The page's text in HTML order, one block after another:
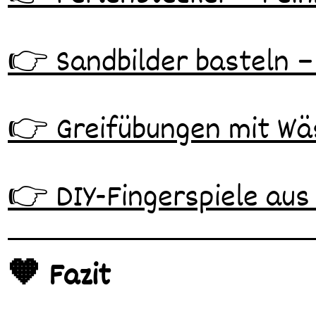
👉 Sandbilder basteln
👉 Greifübungen mit
👉 DIY-Fingerspiele aus
🧡 Fazit